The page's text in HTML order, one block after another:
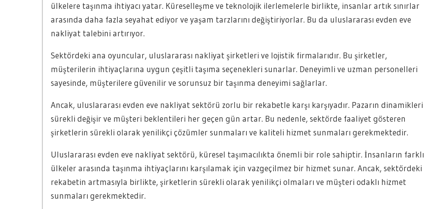
ülkelere taşınma ihtiyacı yatar. Küreselleşme ve teknolojik ilerlemelerle birlikte, insanlar artık sınırlar
arasında daha fazla seyahat ediyor ve yaşam tarzlarını değiştiriyorlar. Bu da uluslararası evden eve
nakliyat talebini artırıyor.
Sektördeki ana oyuncular, uluslararası nakliyat şirketleri ve lojistik firmalarıdır. Bu şirketler,
müşterilerin ihtiyaçlarına uygun çeşitli taşıma seçenekleri sunarlar. Deneyimli ve uzman personelleri
sayesinde, müşterilere güvenilir ve sorunsuz bir taşınma deneyimi sağlarlar.
Ancak, uluslararası evden eve nakliyat sektörü zorlu bir rekabetle karşı karşıyadır. Pazarın dinamikleri
sürekli değişir ve müşteri beklentileri her geçen gün artar. Bu nedenle, sektörde faaliyet gösteren
şirketlerin sürekli olarak yenilikçi çözümler sunmaları ve kaliteli hizmet sunmaları gerekmektedir.
Uluslararası evden eve nakliyat sektörü, küresel taşımacılıkta önemli bir role sahiptir. İnsanların farklı
ülkeler arasında taşınma ihtiyaçlarını karşılamak için vazgeçilmez bir hizmet sunar. Ancak, sektördeki
rekabetin artmasıyla birlikte, şirketlerin sürekli olarak yenilikçi olmaları ve müşteri odaklı hizmet
sunmaları gerekmektedir.